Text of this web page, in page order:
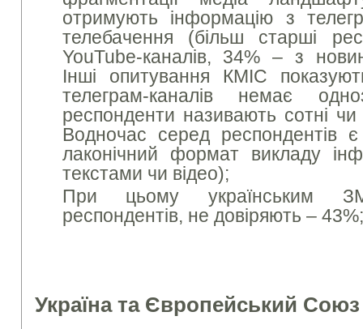
отримують інформацію з
телебачення (більш старші
YouTube-каналів, 34% – з
Інші опитування КМІС
телеграм-каналів немає
респонденти називають сотні чи
Водночас серед респондентів
лаконічний формат викладу
текстами чи відео);
При цьому українським
респондентів, не довіряють – 43%;
Україна та Європейський Союз